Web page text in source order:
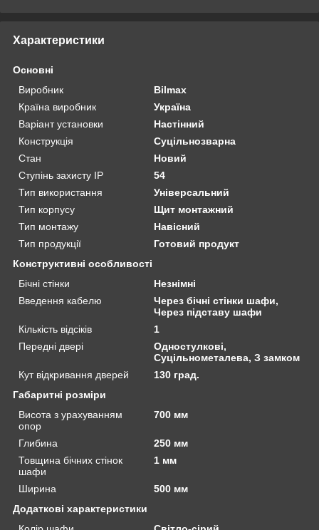
Характеристики
Основні
Виробник
Bilmax
Країна виробник
Україна
Варіант установки
Настінний
Конструкція
Суцільнозварна
Стан
Новий
Ступінь захисту IP
54
Тип використання
Універсальний
Тип корпусу
Щит монтажний
Тип монтажу
Навісний
Тип продукції
Готовий продукт
Конструктивні особливості
Бічні стінки
Незнімні
Введення кабелю
Через бічні стінки шафи,
Через підставу шафи
Кількість відсіків
1
Передні двері
Одностулкові,
Суцільнометалева, З замком
Кут відкривання дверей
130 град.
Габаритні розміри
Висота з урахуванням
опор
700 мм
Глибина
250 мм
Товщина бічних стінок
шафи
1 мм
Ширина
500 мм
Додаткові характеристики